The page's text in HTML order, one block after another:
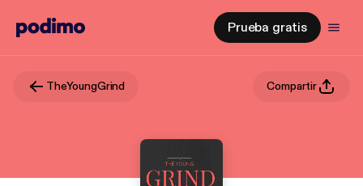
Prueba gratis
TheYoungGrind Compartir